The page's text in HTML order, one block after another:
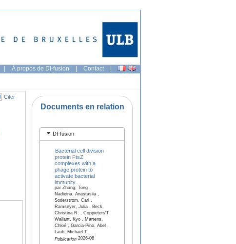
| À propos de DI-fusion | Contact |
Citer
Documents en relation
DI-fusion
Bacterial cell division
protein FtsZ
complexes with a
phage protein to
activate bacterial
immunity
par Zhang, Tong ,
Nadieina, Anastasiia ,
Soderstrom, Carl ,
Ramseyer, Julia , Beck,
Christina R. , Coppieters'T
Wallant, Kyo , Martens,
Chloé , Garcia-Pino, Abel ,
Laub, Michael T.
Publication2026-06